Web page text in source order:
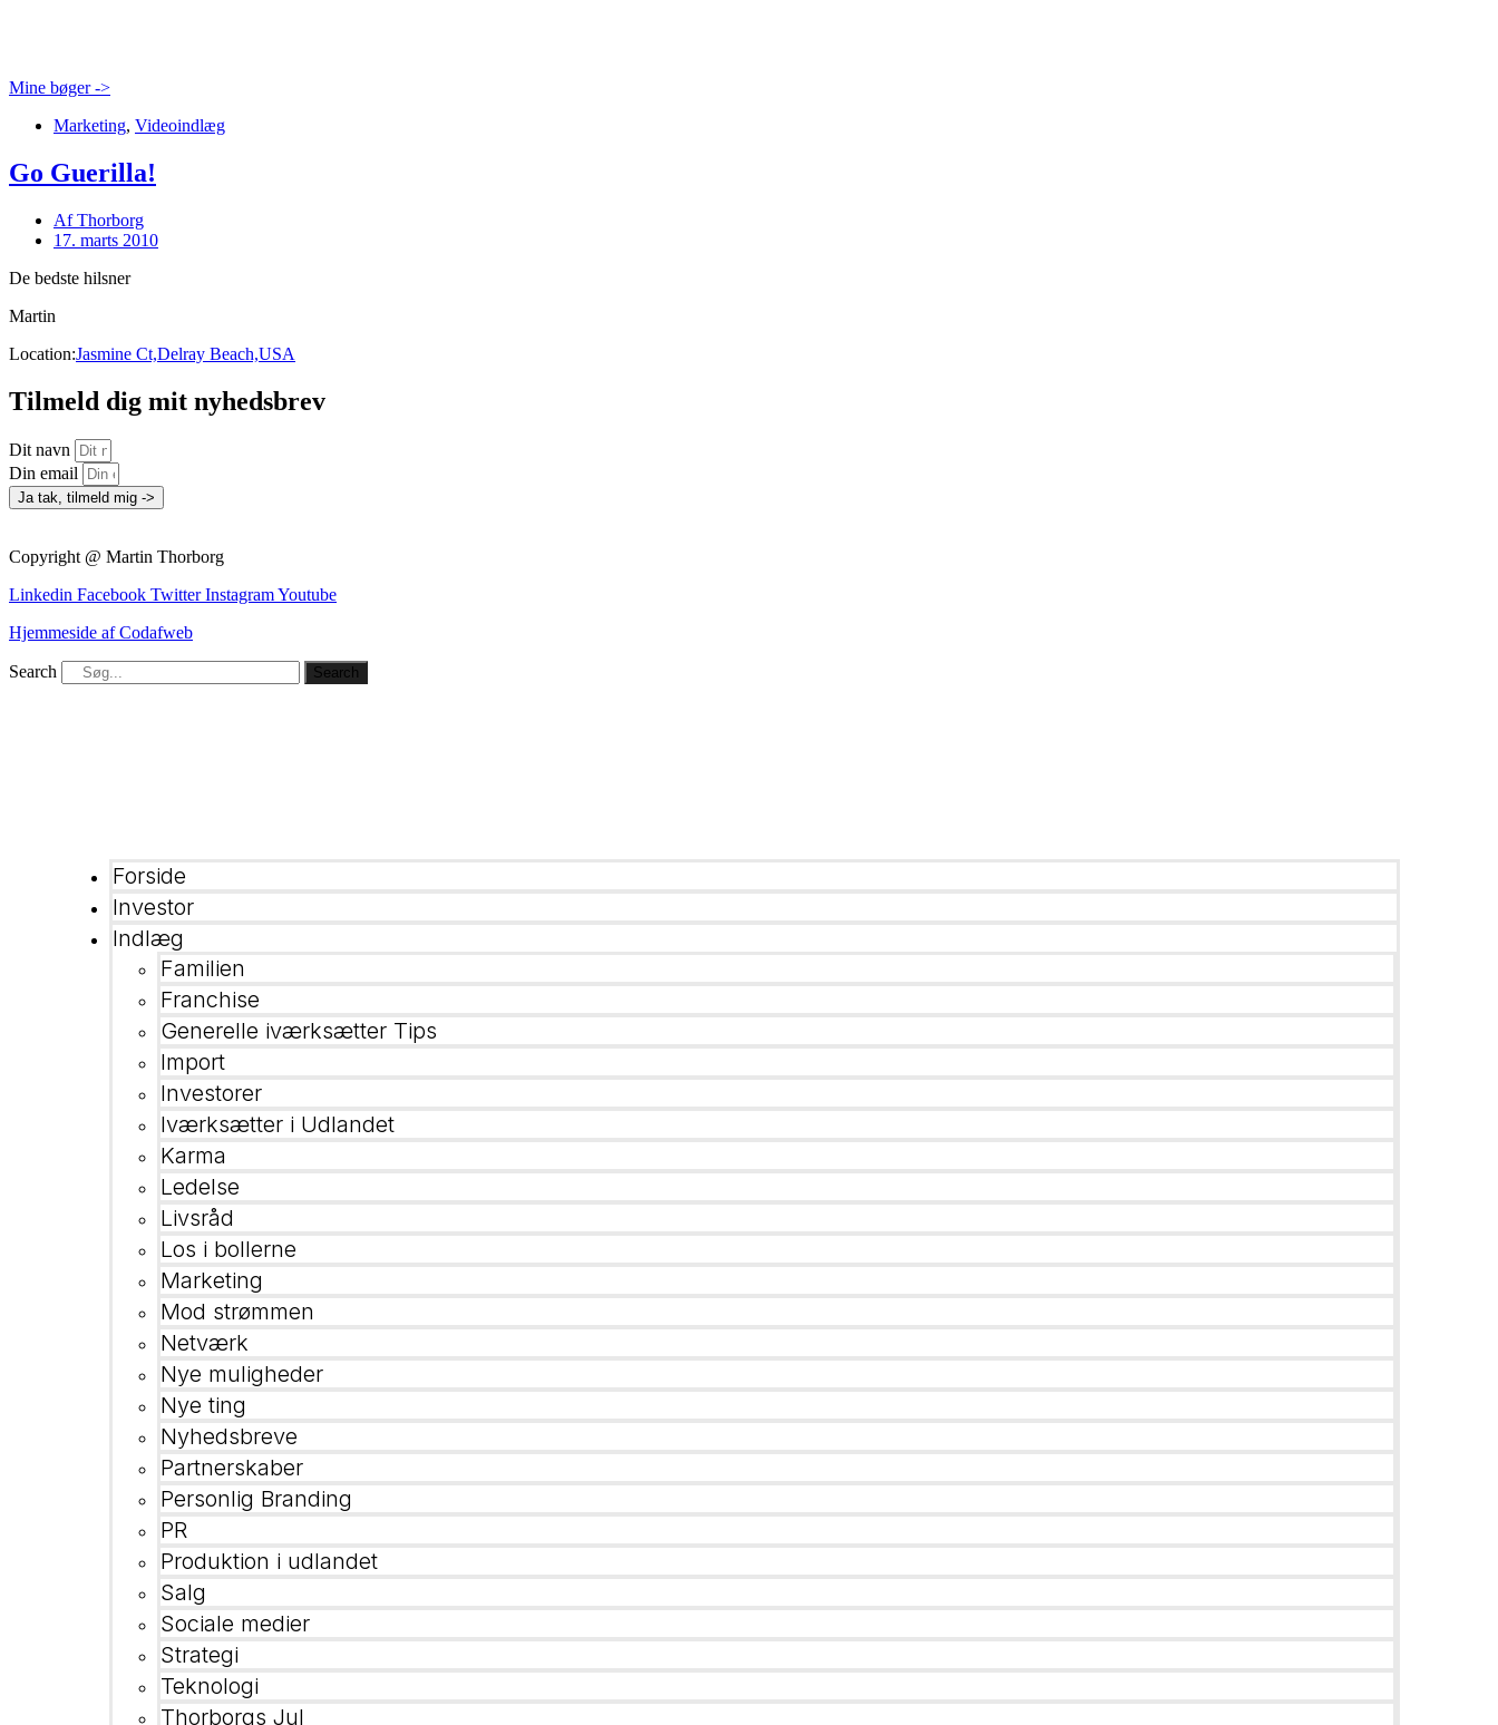
Mine bøger ->
Marketing, Videoindlæg
Go Guerilla!
AfThorborg
17. marts 2010
De bedste hilsner
Martin
Location:Jasmine Ct,Delray Beach,USA
Tilmeld dig mit nyhedsbrev
Dit navn
Din email
Ja tak, tilmeld mig ->
Copyright @ Martin Thorborg
Linkedin Facebook Twitter InstagramYoutube
Hjemmeside af Codafweb
Search Search
Forside
Investor
Indlæg
Familien
Franchise
Generelle iværksætter Tips
Import
Investorer
Iværksætter i Udlandet
Karma
Ledelse
Livsråd
Los i bollerne
Marketing
Mod strømmen
Netværk
Nye muligheder
Nye ting
Nyhedsbreve
Partnerskaber
Personlig Branding
PR
Produktion i udlandet
Salg
Sociale medier
Strategi
Teknologi
Thorborgs Jul